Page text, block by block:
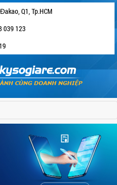
Q1, Tp.HCM
039 123